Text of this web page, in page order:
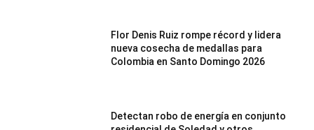
Flor Denis Ruiz rompe récord y lidera
nueva cosecha de medallas para
Colombia en Santo Domingo 2026
Detectan robo de energía en conjunto